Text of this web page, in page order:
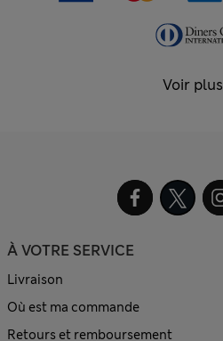
Voir plus
À VOTRE SERVICE
Livraison
Où est ma commande
Retours et remboursement